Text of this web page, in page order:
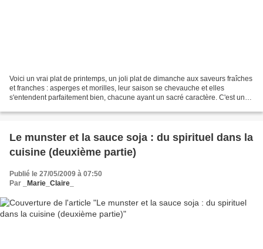
Voici un vrai plat de printemps, un joli plat de dimanche aux saveurs fraîches
et franches : asperges et morilles, leur saison se chevauche et elles
s'entendent parfaitement bien, chacune ayant un sacré caractère. C'est un
Le munster et la sauce soja : du spirituel dans la
cuisine (deuxième partie)
Publié le 27/05/2009 à 07:50
Par
_Marie_Claire_